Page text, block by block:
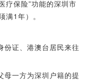
疗保险”功能的深圳市
1年）。
份证、港澳台居民来往
母一方为深圳户籍的提